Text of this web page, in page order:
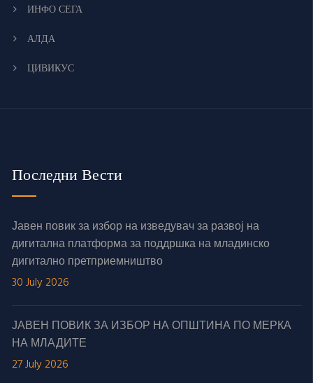
ИНФО СЕГА
АЛДА
ЦИВИКУС
Последни Вести
Јавен повик за избор на изведувач за развој на
дигитална платформа за поддршка на младинско
дигитално претприемништво
30 July 2026
ЈАВЕН ПОВИК ЗА ИЗБОР НА ОПШТИНА ПО МЕРКА
НА МЛАДИТЕ
27 July 2026